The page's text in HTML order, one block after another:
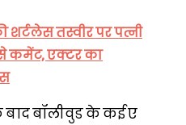
शर्टलेस तस्वीर पर पत्नी
कमेंट, एक्टर का
बॉलीवुड के कई ए